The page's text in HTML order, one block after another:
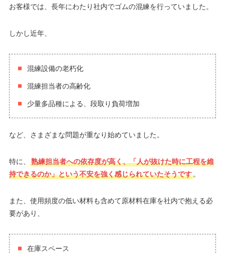
お客様では、長年にわたり社内でゴムの混練を行っていました。
しかし近年、
混練設備の老朽化
混練担当者の高齢化
少量多品種による、段取り負荷増加
など、さまざまな問題が重なり始めていました。
特に、
熟練担当者への依存度が高く、「人が抜けた時に工程を維
持できるのか」という不安を強く感じられていたそうです。
また、使用頻度の低い材料も含めて原材料在庫を社内で抱える必
要があり、
在庫スペース